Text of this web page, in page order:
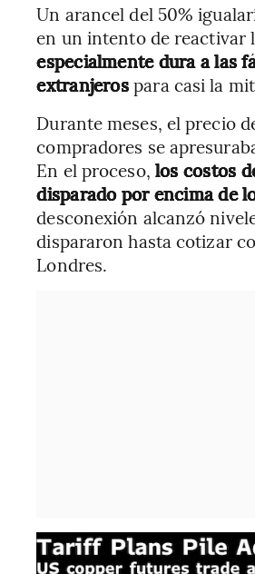
Un arancel del 50%
en un intento de reactivar
especialmente dura a las
extranjerospara casi la
Durante meses, el precio
compradores se
En el proceso, los costos
disparado por encima de
desconexión alcanzó
dispararon hasta cotizar
Londres.